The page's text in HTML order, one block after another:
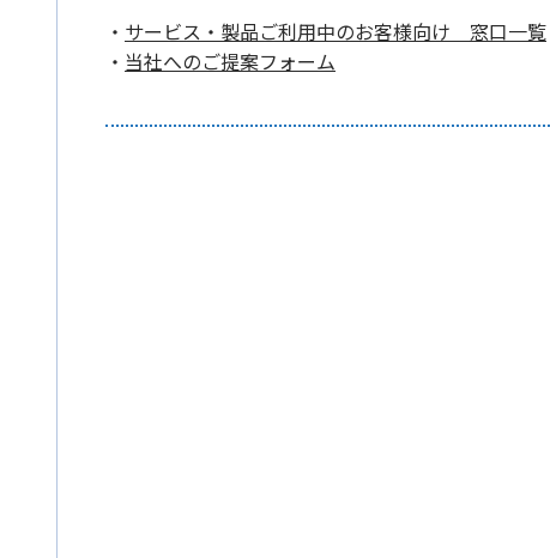
・ サービス・製品ご利用中のお客様向け 窓口一覧
・ 当社へのご提案フォーム